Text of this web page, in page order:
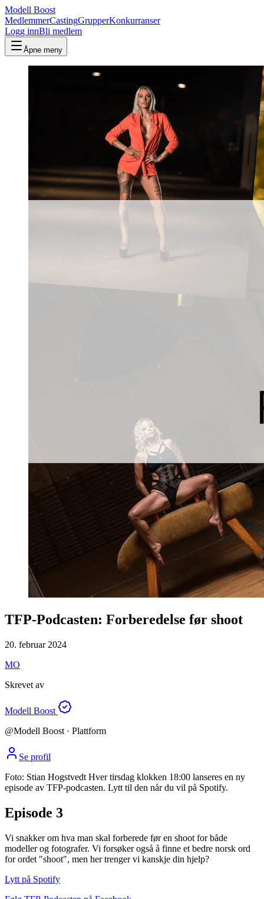
Modell Boost
MedlemmerCastingGrupperKonkurranser
Logg innBli medlem
Åpne meny
TFP-Podcasten: Forberedelse før shoot
20. februar 2024
MO
Skrevet av
Modell Boost
@Modell Boost · Plattform
Se profil
Foto: Stian Hogstvedt Hver tirsdag klokken 18:00 lanseres en ny
episode av TFP-podcasten. Lytt til den når du vil på Spotify.
Episode 3
Vi snakker om hva man skal forberede før en shoot for både
modeller og fotografer. Vi forsøker også å finne et bedre norsk ord
for ordet "shoot", men her trenger vi kanskje din hjelp?
Lytt på Spotify